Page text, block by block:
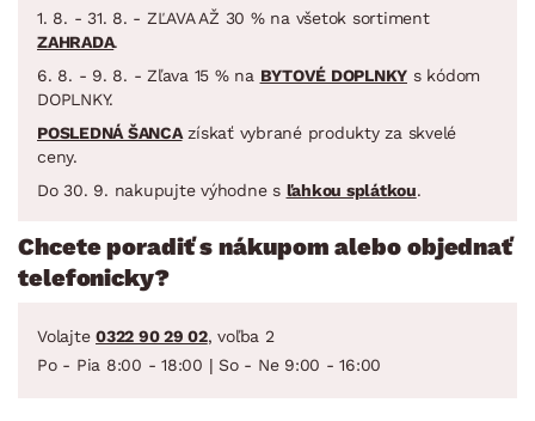
1. 8. - 31. 8. - ZĽAVA AŽ 30 % na všetok sortiment
ZAHRADA.
6. 8. - 9. 8. - Zľava 15 % na BYTOVÉ DOPLNKY s kódom
DOPLNKY.
POSLEDNÁ ŠANCAzískať vybrané produkty za skvelé
ceny.
Do 30. 9. nakupujte výhodne s ľahkou splátkou.
Chcete poradiť s nákupom alebo objednať
telefonicky?
Volajte 0322 90 29 02, voľba 2
Po - Pia 8:00 - 18:00 | So - Ne 9:00 - 16:00